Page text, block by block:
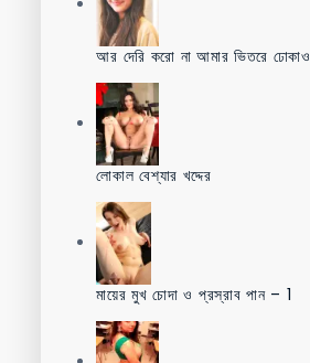
আর দেরি করো না আমার ভিতরে ঢোকাও
লোকাল বেশ্যার খদ্দের
মায়ের মুখ চোদা ও প্রস্রাব পান – 1